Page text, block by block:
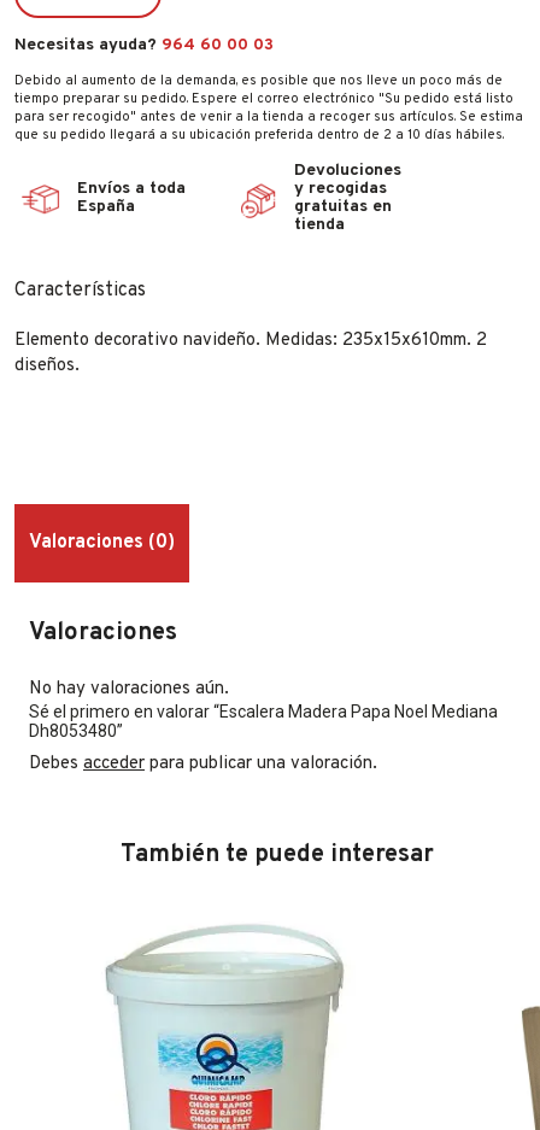
Necesitas ayuda? 964 60 00 03
Debido al aumento de la demanda, es posible que nos lleve un poco más de
tiempo preparar su pedido. Espere el correo electrónico "Su pedido está listo
para ser recogido" antes de venir a la tienda a recoger sus artículos. Se estima
que su pedido llegará a su ubicación preferida dentro de 2 a 10 días hábiles.
Envíos a toda
España
Devoluciones
y recogidas
gratuitas en
tienda
Características
Elemento decorativo navideño. Medidas: 235x15x610mm. 2
diseños.
Valoraciones (0)
Valoraciones
No hay valoraciones aún.
Sé el primero en valorar “Escalera Madera Papa Noel Mediana
Dh8053480”
Debes acceder para publicar una valoración.
También te puede interesar